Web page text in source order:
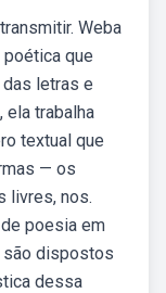
Weba
que
letras e
ela trabalha
textual que
— os
livres, nos.
poesia em
dispostos
dessa